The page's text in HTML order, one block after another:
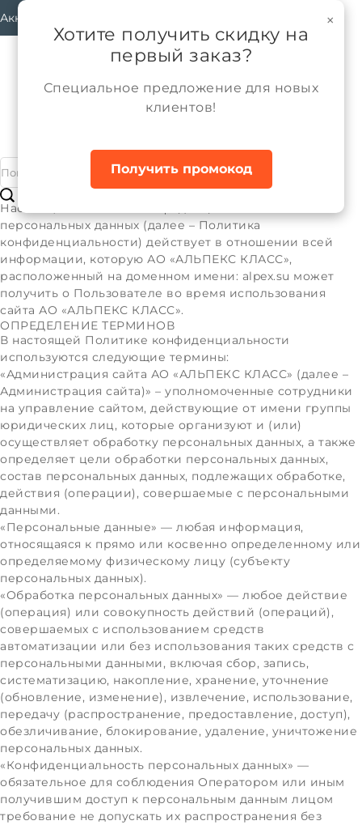
Аккаунт
Политика конфиденциальности
Настоящая Политика конфиденциальности
персональных данных (далее – Политика
конфиденциальности) действует в отношении всей
информации, которую АО «АЛЬПЕКС КЛАСС»,
расположенный на доменном имени: alpex.su может
получить о Пользователе во время использования
сайта АО «АЛЬПЕКС КЛАСС».
ОПРЕДЕЛЕНИЕ ТЕРМИНОВ
В настоящей Политике конфиденциальности
используются следующие термины:
«Администрация сайта АО «АЛЬПЕКС КЛАСС» (далее –
Администрация сайта)» – уполномоченные сотрудники
на управление сайтом, действующие от имени группы
юридических лиц, которые организуют и (или)
осуществляет обработку персональных данных, а также
определяет цели обработки персональных данных,
состав персональных данных, подлежащих обработке,
действия (операции), совершаемые с персональными
данными.
«Персональные данные» — любая информация,
относящаяся к прямо или косвенно определенному или
определяемому физическому лицу (субъекту
персональных данных).
«Обработка персональных данных» — любое действие
(операция) или совокупность действий (операций),
совершаемых с использованием средств
автоматизации или без использования таких средств с
персональными данными, включая сбор, запись,
систематизацию, накопление, хранение, уточнение
(обновление, изменение), извлечение, использование,
передачу (распространение, предоставление, доступ),
обезличивание, блокирование, удаление, уничтожение
персональных данных.
«Конфиденциальность персональных данных» —
обязательное для соблюдения Оператором или иным
получившим доступ к персональным данным лицом
требование не допускать их распространения без
×
Хотите получить скидку на
первый заказ?
Специальное предложение для новых
клиентов!
Получить промокод